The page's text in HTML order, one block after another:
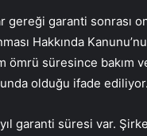
gereği garanti sonrası
Hakkında
ömrü süresince bakım
olduğu ifade ediliyor.
garanti süresi var.